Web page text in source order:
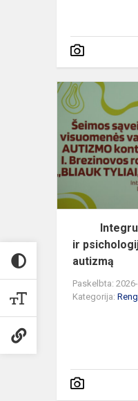
ir
autizmą
Paskelbta:
Kategorija: